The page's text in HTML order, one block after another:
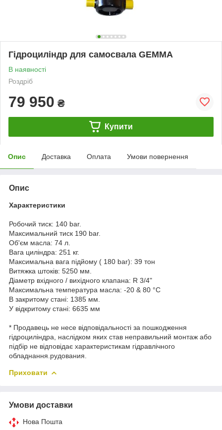
Гідроциліндр для самосвала GEMMA
В наявності
Роздріб
79 950 ₴
Купити
Опис Доставка Оплата Умови повернення
Опис
Характеристики
Робочий тиск: 140 bar.
Максимальний тиск 190 bar.
Об'єм масла: 74 л.
Вага циліндра: 251 кг.
Максимальна вага підйому ( 180 bar): 39 тон
Витяжка штоків: 5250 мм.
Діаметр вхідного / вихідного клапана: R 3/4"
Максимальна температура масла: -20 & 80 °C
В закритому стані: 1385 мм.
У відкритому стані: 6635 мм
* Продавець не несе відповідальності за пошкодження
гідроциліндра, наслідком яких став неправильний монтаж або
підбір не відповідає характеристикам гідравлічного
обладнання.рудования.
Приховати
Умови доставки
Нова Пошта